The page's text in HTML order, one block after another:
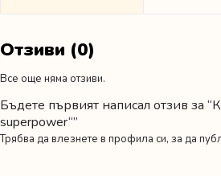
Отзиви (0)
Все още няма отзиви.
Бъдете първият написал отзив за
superpower“”
Трябва да влезнете в профила си, за да